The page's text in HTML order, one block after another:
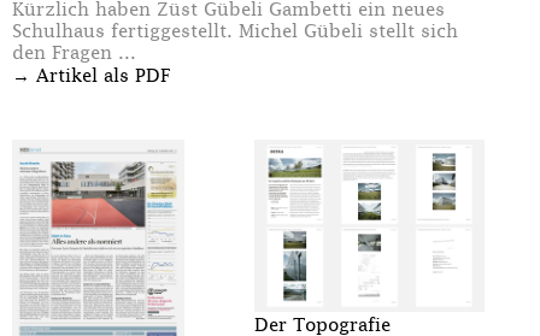
Kürzlich haben Züst Gübeli Gambetti ein neues
Schulhaus fertiggestellt. Michel Gübeli stellt sich
den Fragen ...
→ Artikel als PDF
Der Topografie